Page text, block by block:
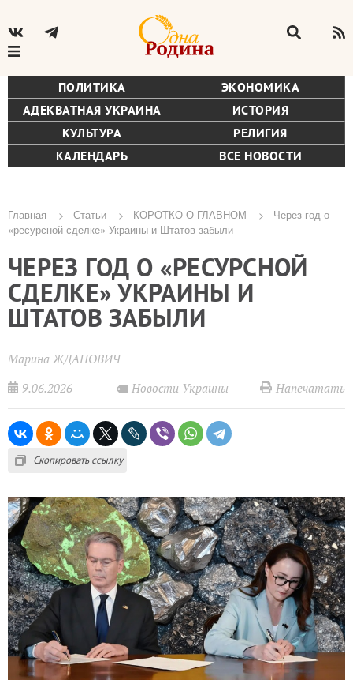
ПОЛИТИКА
ЭКОНОМИКА
АДЕКВАТНАЯ УКРАИНА
ИСТОРИЯ
КУЛЬТУРА
РЕЛИГИЯ
КАЛЕНДАРЬ
ВСЕ НОВОСТИ
Строка
навигации
Главная Статьи КОРОТКО О ГЛАВНОМ
Через год о
«ресурсной сделке» Украины и Штатов забыли
ЧЕРЕЗ ГОД О «РЕСУРСНОЙ
СДЕЛКЕ» УКРАИНЫ И
ШТАТОВ ЗАБЫЛИ
Марина ЖДАНОВИЧ
9.06.2026
Новости Украины Напечатать
Скопировать ссылку